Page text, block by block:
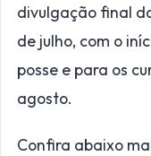
divulgação final
de julho, com o
posse e para os
agosto.
Confira abaixo